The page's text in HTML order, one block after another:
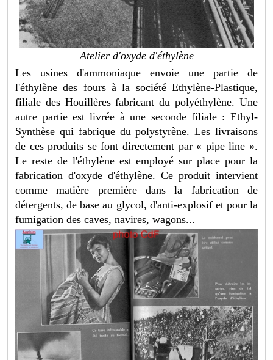
Atelier d'oxyde d'éthylène
Les usines d'ammoniaque envoie une partie de
l'éthylène des fours à la société Ethylène-Plastique,
filiale des Houillères fabricant du polyéthylène. Une
autre partie est livrée à une seconde filiale : Ethyl-
Synthèse qui fabrique du polystyrène. Les livraisons
de ces produits se font directement par « pipe line ».
Le reste de l'éthylène est employé sur place pour la
fabrication d'oxyde d'éthylène. Ce produit intervient
comme matière première dans la fabrication de
détergents, de base au glycol, d'anti-explosif et pour la
fumigation des caves, navires, wagons...